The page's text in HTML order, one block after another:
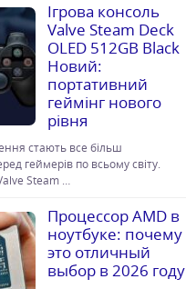
Ігрова консоль
Valve Steam Deck
OLED 512GB Black
Новий:
портативний
геймінг нового
рівня
стають все більш
геймерів по всьому світу.
Steam …
Процессор AMD в
ноутбуке: почему
это отличный
выбор в 2026 году